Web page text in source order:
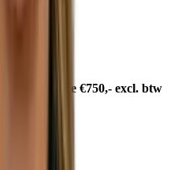
boven de €750,- excl. btw